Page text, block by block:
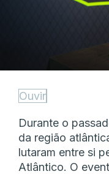
Ouvir
Durante o
da região
lutaram entre si
Atlântico. O